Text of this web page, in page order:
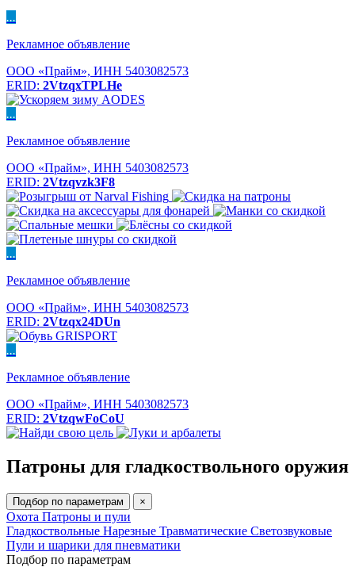
...
Рекламное объявление
ООО «Прайм», ИНН 5403082573
ERID: 2VtzqxTPLHe
...
Рекламное объявление
ООО «Прайм», ИНН 5403082573
ERID: 2Vtzqvzk3F8
...
Рекламное объявление
ООО «Прайм», ИНН 5403082573
ERID: 2Vtzqx24DUn
...
Рекламное объявление
ООО «Прайм», ИНН 5403082573
ERID: 2VtzqwFoCoU
Патроны для гладкоствольного оружия
Подбор по параметрам ×
Охота Патроны и пули
Гладкоствольные Нарезные Травматические Светозвуковые
Пули и шарики для пневматики
Подбор по параметрам